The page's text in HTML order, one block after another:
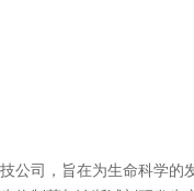
公司，旨在为生命科学的